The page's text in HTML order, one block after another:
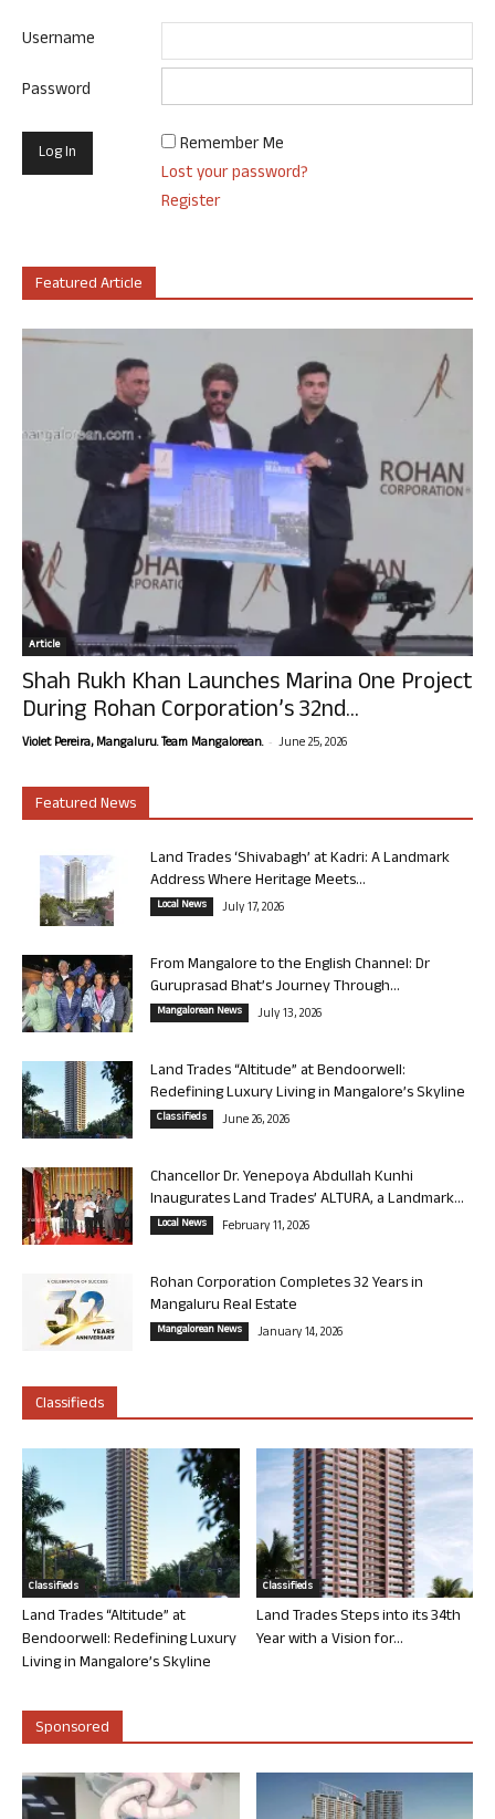
Username
Password
Remember Me
Lost your password?
Register
Featured Article
Article
Shah Rukh Khan Launches Marina One Project
During Rohan Corporation’s 32nd...
Violet Pereira, Mangaluru. Team Mangalorean. - June 25, 2026
Featured News
Land Trades ‘Shivabagh’ at Kadri: A Landmark
Address Where Heritage Meets...
Local News July 17, 2026
From Mangalore to the English Channel: Dr
Guruprasad Bhat’s Journey Through...
Mangalorean News July 13, 2026
Land Trades “Altitude” at Bendoorwell:
Redefining Luxury Living in Mangalore’s Skyline
Classifieds June 26, 2026
Chancellor Dr. Yenepoya Abdullah Kunhi
Inaugurates Land Trades’ ALTURA, a Landmark...
Local News February 11, 2026
Rohan Corporation Completes 32 Years in
Mangaluru Real Estate
Mangalorean News January 14, 2026
Classifieds
Classifieds
Land Trades “Altitude” at
Bendoorwell: Redefining Luxury
Living in Mangalore’s Skyline
Classifieds
Land Trades Steps into its 34th
Year with a Vision for...
Sponsored